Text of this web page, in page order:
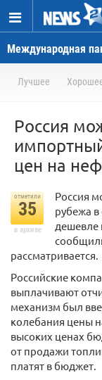
Международная
только.
Лучшее
Россия
цен на
отметили
35
в архиве
Россия
рубежа в
дешевле
рассматривается.
Российские
выплачивают
механизм был
колебания цены
высоких ценах
от продажи
платят в бюджет.